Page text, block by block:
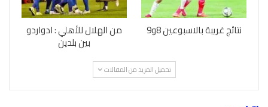
نتائج غريبة بالاسبوعين 8و9 من الهلال للأهلي : ادواردو
بين بلدين
تحميل المزيد من المقالات